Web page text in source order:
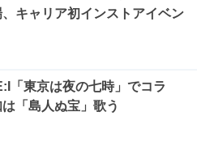
、キャリア初インストアイベン
「東京は夜の七時」でコラ
「島人ぬ宝」歌う